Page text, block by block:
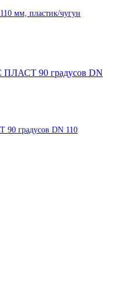
мм, пластик/чугун
градусов DN 110